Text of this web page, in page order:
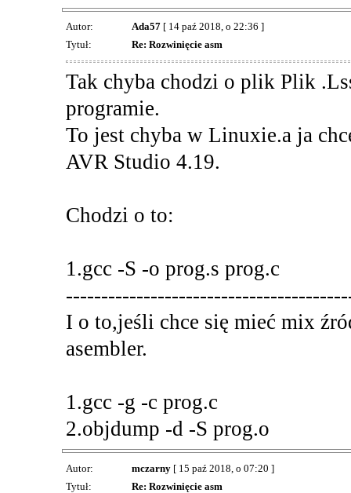
Autor: Ada57[ 14 paź 2018, o 22:36 ]
Tytuł:
Re: Rozwinięcie asm
Tak chyba chodzi o plik Plik
programie.
To jest chyba w Linuxie.a ja
AVR Studio 4.19.
Chodzi o to:
1.gcc -S -o prog.s prog.c
I o to,jeśli chce się mieć mix
asembler.
1.gcc -g -c prog.c
2.objdump -d -S prog.o
Autor: mczarny[ 15 paź 2018, o 07:20 ]
Tytuł:
Re: Rozwinięcie asm